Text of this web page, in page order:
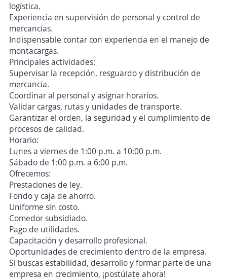
logística.
Experiencia en supervisión de personal y control de
mercancías.
Indispensable contar con experiencia en el manejo de
montacargas.
Principales actividades:
Supervisar la recepción, resguardo y distribución de
mercancía.
Coordinar al personal y asignar horarios.
Validar cargas, rutas y unidades de transporte.
Garantizar el orden, la seguridad y el cumplimiento de
procesos de calidad.
Horario:
Lunes a viernes de 1:00 p.m. a 10:00 p.m.
Sábado de 1:00 p.m. a 6:00 p.m.
Ofrecemos:
Prestaciones de ley.
Fondo y caja de ahorro.
Uniforme sin costo.
Comedor subsidiado.
Pago de utilidades.
Capacitación y desarrollo profesional.
Oportunidades de crecimiento dentro de la empresa.
Si buscas estabilidad, desarrollo y formar parte de una
empresa en crecimiento, ¡postúlate ahora!